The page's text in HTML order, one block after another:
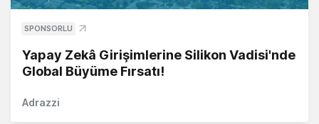
SPONSORLU
Yapay Zekâ Girişimlerine Silikon Vadisi'nde
Global Büyüme Fırsatı!
Adrazzi